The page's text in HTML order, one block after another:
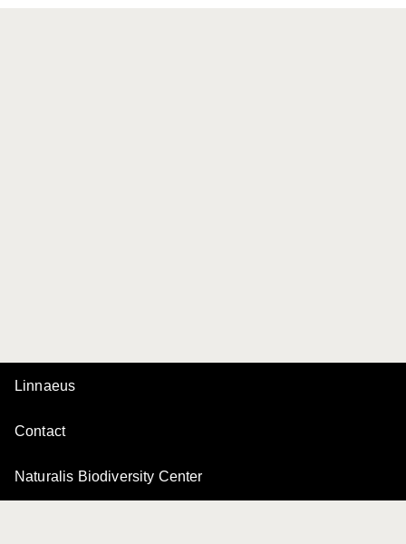
Linnaeus
Contact
Naturalis Biodiversity Center